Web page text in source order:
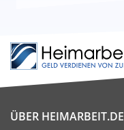
ÜBER HEIMARBEIT.DE